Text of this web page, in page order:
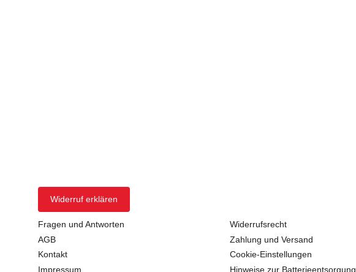
Widerruf erklären
Fragen und Antworten
AGB
Kontakt
Impressum
Widerrufsrecht
Zahlung und Versand
Cookie-Einstellungen
Hinweise zur Batterieentsorgung